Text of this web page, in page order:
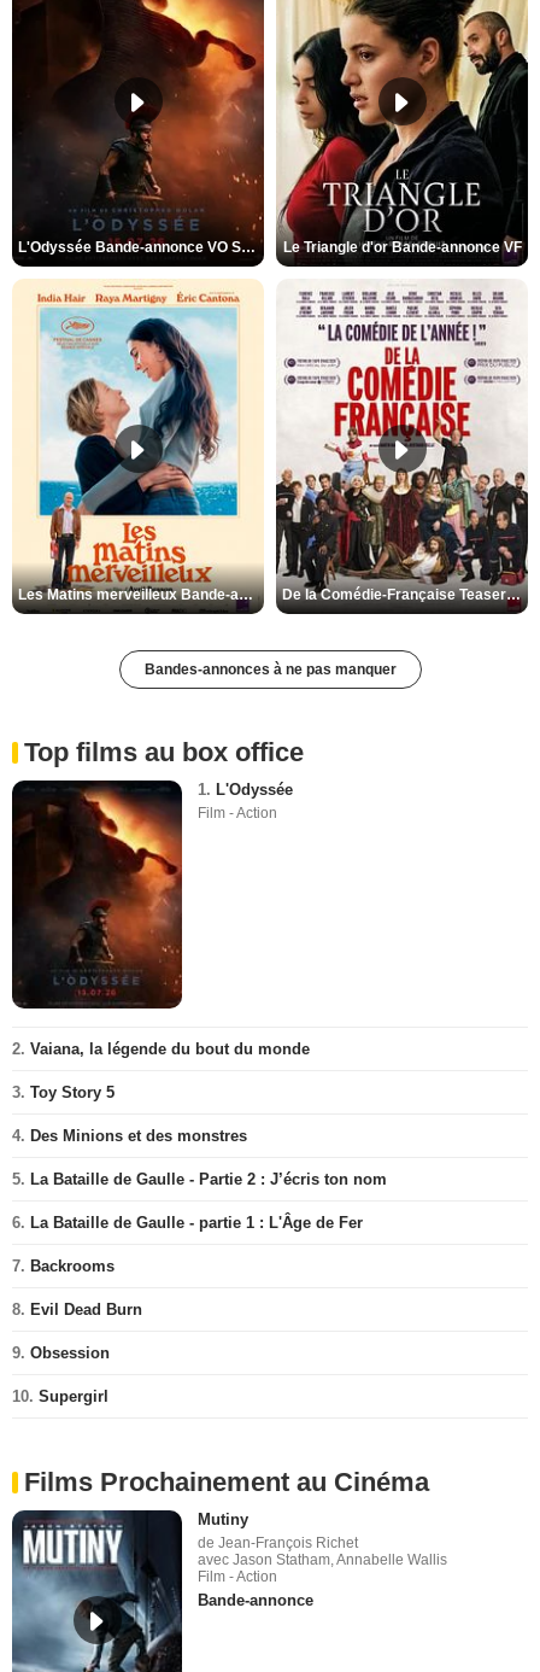
L'Odyssée Bande-annonce VO STFR Le Triangle d'or Bande-annonce VF
Les Matins merveilleux Bande-annonce VF De la Comédie-Française Teaser VF
Bandes-annonces à ne pas manquer
Top films au box office
1. L'Odyssée
Film - Action
2. Vaiana, la légende du bout du monde
3. Toy Story 5
4. Des Minions et des monstres
5. La Bataille de Gaulle - Partie 2 : J’écris ton nom
6. La Bataille de Gaulle - partie 1 : L'Âge de Fer
7. Backrooms
8. Evil Dead Burn
9. Obsession
10. Supergirl
Films Prochainement au Cinéma
Mutiny
de Jean-François Richet
avec Jason Statham, Annabelle Wallis
Film - Action
Bande-annonce